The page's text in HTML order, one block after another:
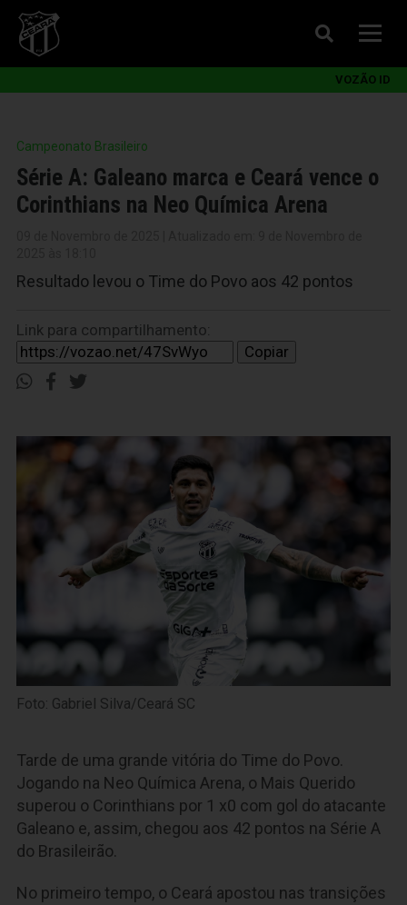
VOZÃO ID
Campeonato Brasileiro
Série A: Galeano marca e Ceará vence o
Corinthians na Neo Química Arena
Resultado levou o Time do Povo aos 42 pontos
Link para compartilhamento:
Copiar
Foto: Gabriel Silva/Ceará SC
Tarde de uma grande vitória do Time do Povo.
Jogando na Neo Química Arena, o Mais Querido
superou o Corinthians por 1 x0 com gol do atacante
Galeano e, assim, chegou aos 42 pontos na Série A
do Brasileirão.
No primeiro tempo, o Ceará apostou nas transições